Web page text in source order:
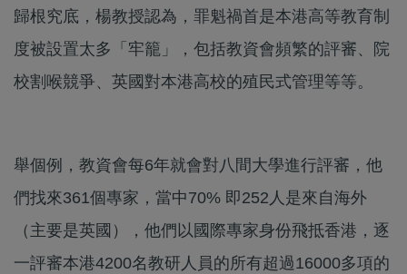
歸根究底，楊教授認為，罪魁禍首是本港高等教育制
度被設置太多「牢籠」，包括教資會頻繁的評審、院
校割喉競爭、英國對本港高校的殖民式管理等等。
舉個例，教資會每6年就會對八間大學進行評審，他
們找來361個專家，當中70% 即252人是來自海外
（主要是英國），他們以國際專家身份飛抵香港，逐
一評審本港4200名教研人員的所有超過16000多項的